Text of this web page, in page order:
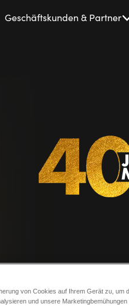
Geschäftskunden & Partner
Musicals
in
von Cookies auf Ihrem Gerät zu, um
und unsere Marketingbemühungen